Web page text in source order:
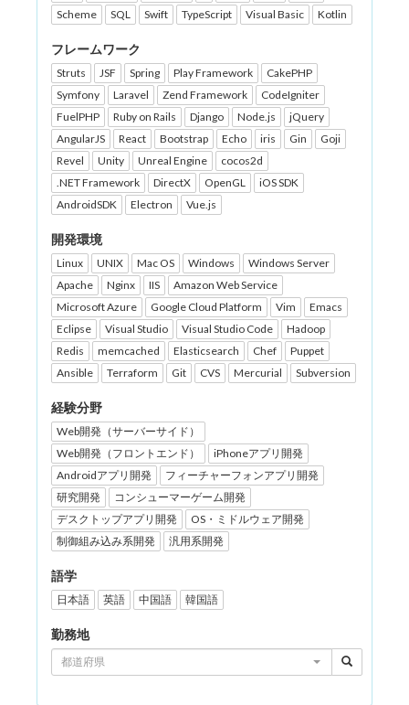
Scheme
SQL Swift TypeScript Visual Basic Kotlin
フレームワーク
Struts JSF Spring Play Framework
CakePHP
Symfony
Laravel Zend Framework
CodeIgniter
FuelPHP
Ruby on Rails Django Node.js
jQuery
AngularJS
React Bootstrap Echo iris Gin
Goji
Revel
Unity Unreal Engine
cocos2d
.NET Framework
DirectX OpenGL
iOS SDK
AndroidSDK
Electron Vue.js
開発環境
Linux UNIX Mac OS Windows
Windows Server
Apache
Nginx IIS
Amazon Web Service
Microsoft Azure
Google Cloud Platform Vim
Emacs
Eclipse
Visual Studio Visual Studio Code
Hadoop
Redis
memcached Elasticsearch Chef
Puppet
Ansible
Terraform Git CVS Mercurial Subversion
経験分野
Web開発（サーバーサイド）
Web開発（フロントエンド）
iPhoneアプリ開発
Androidアプリ開発
フィーチャーフォンアプリ開発
研究開発
コンシューマーゲーム開発
デスクトップアプリ開発
OS・ミドルウェア開発
制御組み込み系開発
汎用系開発
語学
日本語 英語 中国語 韓国語
勤務地
都道府県